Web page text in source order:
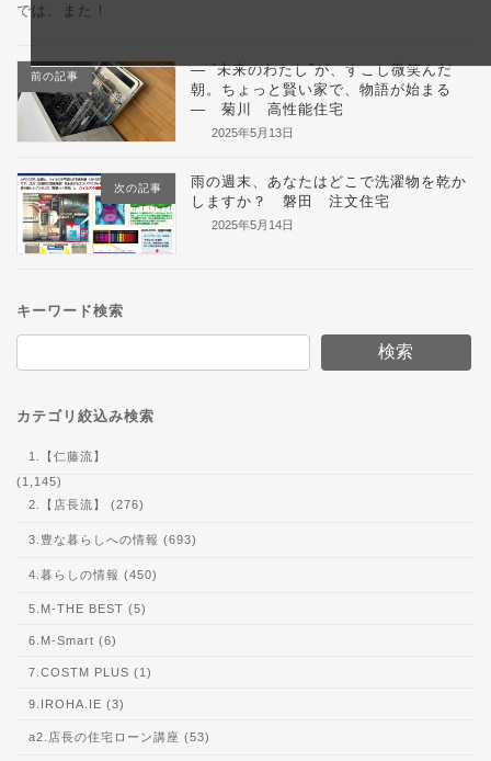
では、また！
前の記事
― “未来のわたし”が、すこし微笑んだ
朝。ちょっと賢い家で、物語が始まる
― 菊川 高性能住宅
2025年5月13日
次の記事
雨の週末、あなたはどこで洗濯物を乾か
しますか？ 磐田 注文住宅
2025年5月14日
キーワード検索
検索
カテゴリ絞込み検索
1.【仁藤流】
(1,145)
2.【店長流】 (276)
3.豊な暮らしへの情報 (693)
4.暮らしの情報 (450)
5.M-THE BEST (5)
6.M-Smart (6)
7.COSTM PLUS (1)
9.IROHA.IE (3)
a2.店長の住宅ローン講座 (53)